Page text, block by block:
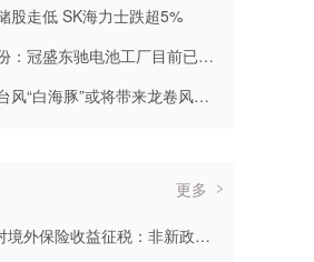
股走低 SK海力士跌超5%
盛东驰电池工厂目前已进入全面联机调试工作
“白海豚”或将带来龙卷风等极端影响
更多
险收益征税：非新政策，无需过度解读